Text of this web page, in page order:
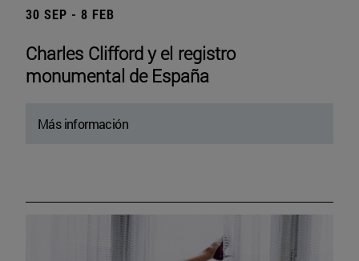
30 SEP - 8 FEB
Charles Clifford y el registro
monumental de España
Más información